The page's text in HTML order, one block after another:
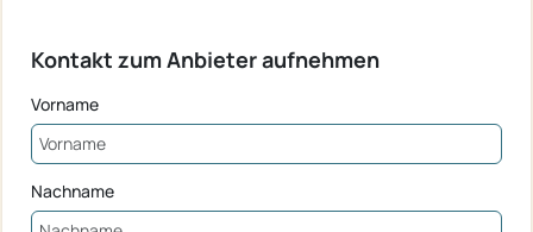
Kontakt zum Anbieter aufnehmen
Vorname
Nachname